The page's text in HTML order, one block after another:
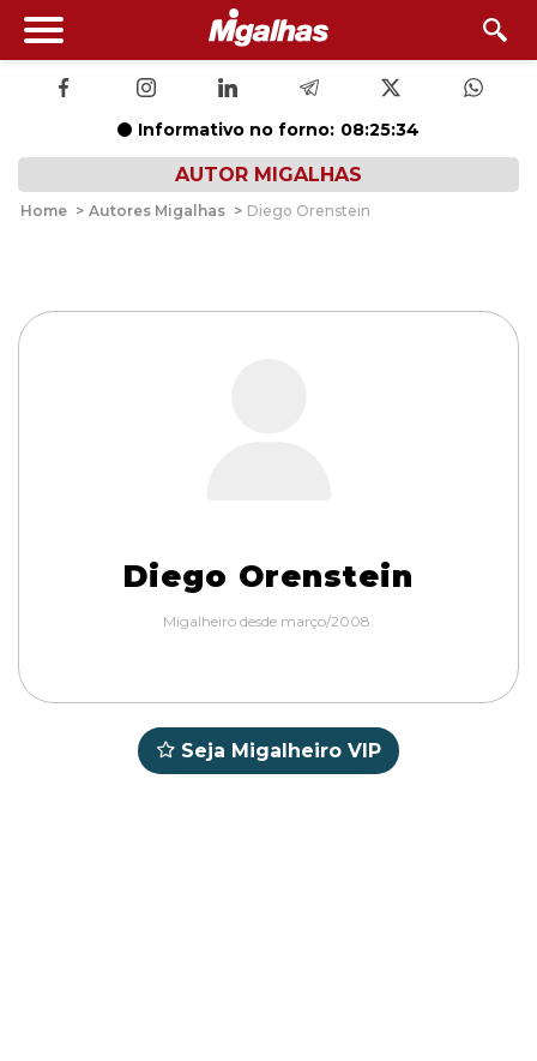
Informativo no forno: 08:25:34
AUTOR MIGALHAS
Home > Autores Migalhas > Diego Orenstein
Diego Orenstein
Migalheiro desde março/2008.
Seja Migalheiro VIP